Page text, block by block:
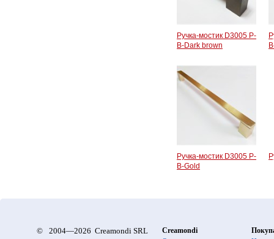
Ручка-мостик D3005 P-
B-Dark brown
Ручка-мостик D3005 P-
B-Gold
© 2004—2026 Creamondi SRL
Creamondi